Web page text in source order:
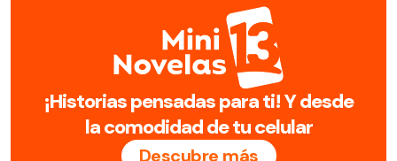
¡Historias pensadas para ti! Y desde
la comodidad de tu celular
Descubre más